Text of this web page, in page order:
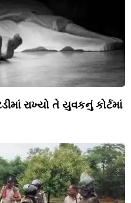
રાખ્યો તે યુવકનું કોર્ટમાં